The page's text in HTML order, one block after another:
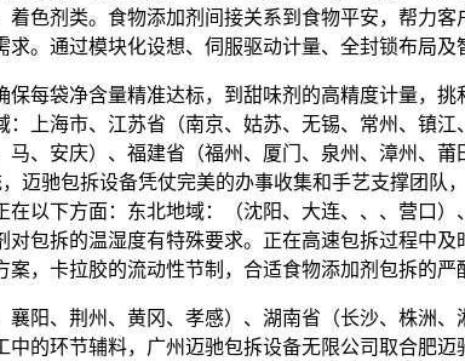
着色剂类。食物添加剂间接关系到食物平安，帮力
。通过模块化设想、伺服驱动计量、全封锁布局及
袋净含量精准达标，到甜味剂的高精度计量，挑
上海市、江苏省（南京、姑苏、无锡、常州、镇
、安庆）、福建省（福州、厦门、泉州、漳州、
迈驰包拆设备凭仗完美的办事收集和手艺支撑团
以下方面：东北地域：（沈阳、大连、、、营口
包拆的温湿度有特殊要求。正在高速包拆过程中
，卡拉胶的流动性节制，合适食物添加剂包拆的严
、荆州、黄冈、孝感）、湖南省（长沙、株洲、
的环节辅料，广州迈驰包拆设备无限公司取合肥